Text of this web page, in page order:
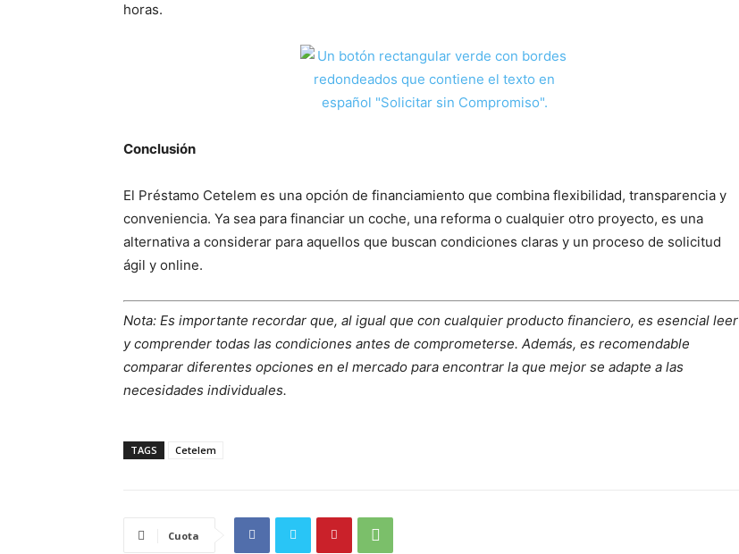
horas.
Conclusión
El Préstamo Cetelem es una opción de financiamiento que combina flexibilidad, transparencia y
conveniencia. Ya sea para financiar un coche, una reforma o cualquier otro proyecto, es una
alternativa a considerar para aquellos que buscan condiciones claras y un proceso de solicitud
ágil y online.
Nota: Es importante recordar que, al igual que con cualquier producto financiero, es esencial leer
y comprender todas las condiciones antes de comprometerse. Además, es recomendable
comparar diferentes opciones en el mercado para encontrar la que mejor se adapte a las
necesidades individuales.
TAGS Cetelem
Cuota